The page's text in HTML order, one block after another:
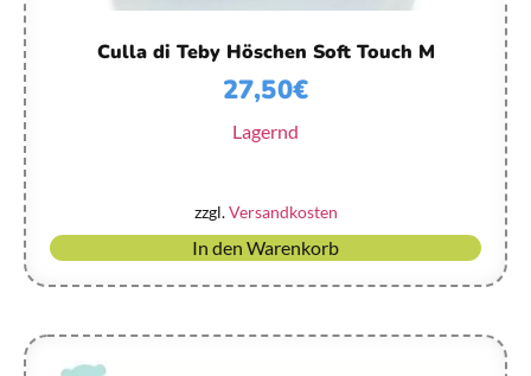
Culla di Teby Höschen Soft Touch M
27,50€
Lagernd
zzgl.Versandkosten
In den Warenkorb